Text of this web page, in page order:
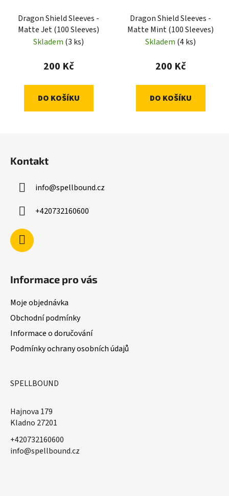
Dragon Shield Sleeves -
Matte Jet (100 Sleeves)
Skladem (3 ks)
200 Kč
DO KOŠÍKU
Dragon Shield Sleeves -
Matte Mint (100 Sleeves)
Skladem (4 ks)
200 Kč
DO KOŠÍKU
Kontakt
info@spellbound.cz
+420732160600
Informace pro vás
Moje objednávka
Obchodní podmínky
Informace o doručování
Podmínky ochrany osobních údajů
SPELLBOUND
Hajnova 179
Kladno 27201
+420732160600
​info@spellbound.cz